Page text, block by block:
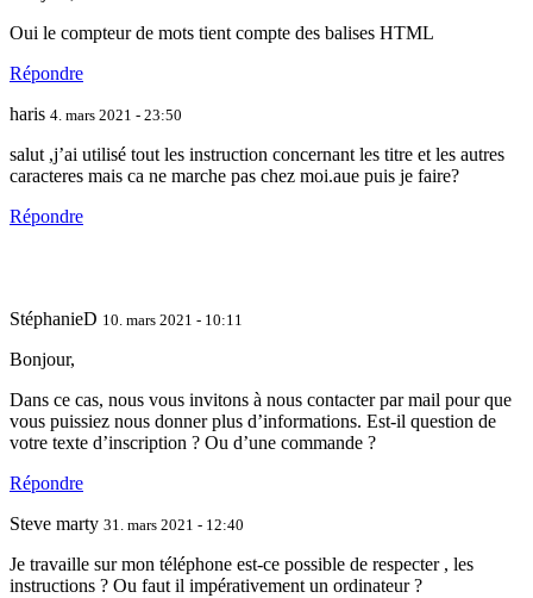
Oui le compteur de mots tient compte des balises HTML
Répondre
haris 4. mars 2021 - 23:50
salut ,j’ai utilisé tout les instruction concernant les titre et les autres
caracteres mais ca ne marche pas chez moi.aue puis je faire?
Répondre
StéphanieD 10. mars 2021 - 10:11
Bonjour,
Dans ce cas, nous vous invitons à nous contacter par mail pour que
vous puissiez nous donner plus d’informations. Est-il question de
votre texte d’inscription ? Ou d’une commande ?
Répondre
Steve marty 31. mars 2021 - 12:40
Je travaille sur mon téléphone est-ce possible de respecter , les
instructions ? Ou faut il impérativement un ordinateur ?